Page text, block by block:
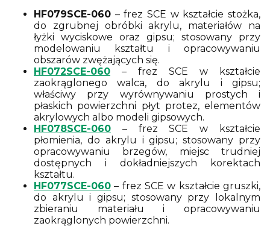
HF079SCE-060 – frez SCE w kształcie stożka,
do zgrubnej obróbki akrylu, materiałów na
łyżki wyciskowe oraz gipsu; stosowany przy
modelowaniu kształtu i opracowywaniu
obszarów zwężających się.
HF072SCE-060 – frez SCE w kształcie
zaokrąglonego walca, do akrylu i gipsu;
właściwy przy wyrównywaniu prostych i
płaskich powierzchni płyt protez, elementów
akrylowych albo modeli gipsowych.
HF078SCE-060 – frez SCE w kształcie
płomienia, do akrylu i gipsu; stosowany przy
opracowywaniu brzegów, miejsc trudniej
dostępnych i dokładniejszych korektach
kształtu.
HF077SCE-060 – frez SCE w kształcie gruszki,
do akrylu i gipsu; stosowany przy lokalnym
zbieraniu materiału i opracowywaniu
zaokrąglonych powierzchni.